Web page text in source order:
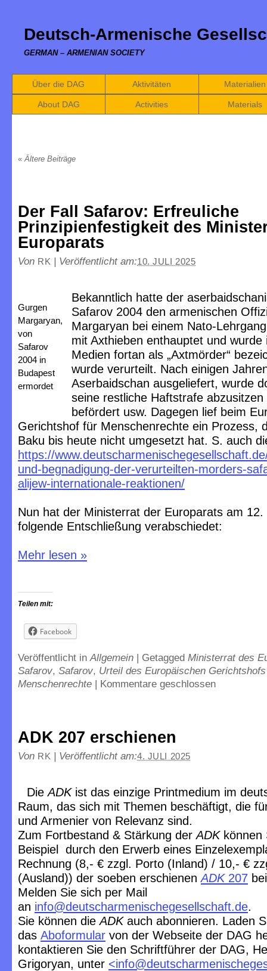
Deutsch-Armenische
GERMAN – ARMENIAN SOCIETY
Über die DAG Aktivitäten Materialien
About DAG Activities Materials
« Ältere Beiträge
Der Fall Safarov: Erfreuliche
Prinzipienfestigkeit des
Europarats
Von RK | Veröffentlicht am:10. JULI 2025
Gurgen
Margaryan,
von
Safarov
2004 in
Budapest
ermordet
Bekanntlich hatte der
Safarov 2004 den armenischen
Margaryan bei einem Nato-
mit Axthieben enthauptet und wurde
Medien fortan als „Axtmörder“
wurde verurteilt. Nach einigen
Aserbaidschan ausgeliefert, wurde
seine restliche Haftstrafe
befördert usw. Dagegen lief beim
Gerichtshof für Menschenrechte ein Prozess,
Baku bis heute nicht umgesetzt hat. S. auch
https://
und-begnadigung-der-verurteilten-morders-
alijew-internationale-reaktionen/
Nun hat der Ministerrat der Europarats am 12.
folgende Entschließung verabschiedet:
Mehr lesen »
Teilen mit:
Facebook
Veröffentlicht inAllgemein | Getagged Ministerrat des
Safarov, Safarov, Urteil des Europäischen
Menschenrechte | Kommentare geschlossen
ADK 207 erschienen
Von RK | Veröffentlicht am:4. JULI 2025
DieADKist das einzige Printmedium im
Raum, das sich mit Themen beschäftigt, die
und Armenier von Relevanz sind.
Zum Fortbestand & Stärkung derADKkönnen
Beispiel durch den Erwerb eines
Rechnung (8,- € zzgl. Porto (Inland) / 10,- €
(Ausland)) der soeben erschienenADK 207
Melden Sie sich per Mail
an info@deutscharmenischegesellschaft.de.
Sie können dieADKauch abonnieren. Laden
das Aboformular von der Webseite der DAG
kontaktieren Sie den Schriftführer der DAG,
Grigoryan, unter <